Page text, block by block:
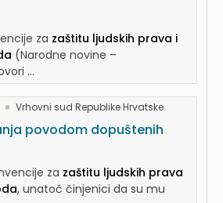
za zaštitu ljudskih prava i
(Narodne novine –
...
Vrhovni sud Republike Hrvatske
povodom dopuštenih
za zaštitu ljudskih prava
, unatoč činjenici da su mu